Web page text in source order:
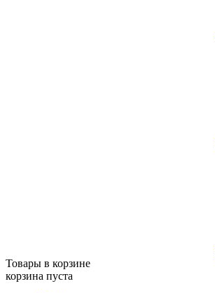
Товары в корзине
корзина пуста